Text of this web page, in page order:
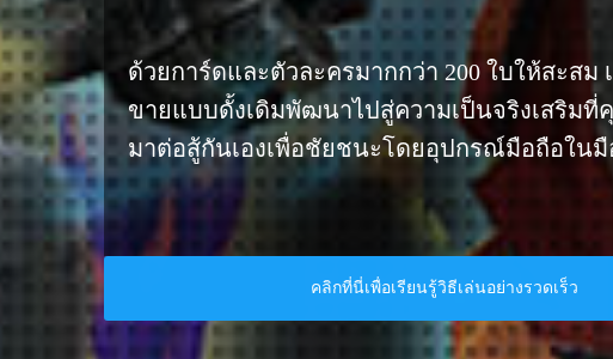
ด้วยการ์ดและตัวละครมากกว่า 200 ใบให้สะสม
ขายแบบดั้งเดิมพัฒนาไปสู่ความเป็นจริงเสริม
มาต่อสู้กันเองเพื่อชัยชนะโดยอุปกรณ์มือถือใน
คลิกที่นี่เพื่อเรียนรู้วิธีเล่นอย่างรวดเร็ว